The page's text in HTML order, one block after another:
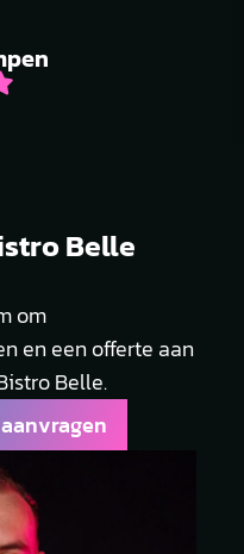
Belle
om
en een offerte aan
Belle.